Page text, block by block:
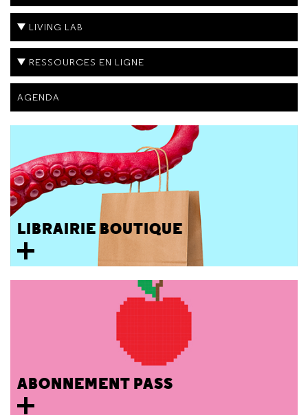
LIVING LAB
RESSOURCES EN LIGNE
AGENDA
LIBRAIRIE BOUTIQUE
ABONNEMENT PASS